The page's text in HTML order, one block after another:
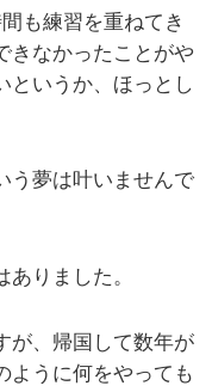
も練習を重ねてき
きなかったことがや
というか、ほっとし
う夢は叶いませんで
りました。
が、帰国して数年が
ように何をやっても